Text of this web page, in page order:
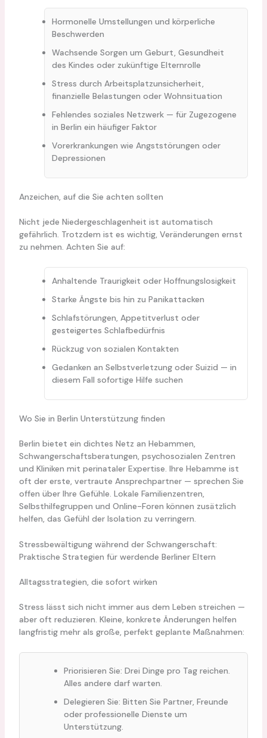
Hormonelle Umstellungen und körperliche
Beschwerden
Wachsende Sorgen um Geburt, Gesundheit
des Kindes oder zukünftige Elternrolle
Stress durch Arbeitsplatzunsicherheit,
finanzielle Belastungen oder Wohnsituation
Fehlendes soziales Netzwerk — für Zugezogene
in Berlin ein häufiger Faktor
Vorerkrankungen wie Angststörungen oder
Depressionen
Anzeichen, auf die Sie achten sollten
Nicht jede Niedergeschlagenheit ist automatisch
gefährlich. Trotzdem ist es wichtig, Veränderungen ernst
zu nehmen. Achten Sie auf:
Anhaltende Traurigkeit oder Hoffnungslosigkeit
Starke Ängste bis hin zu Panikattacken
Schlafstörungen, Appetitverlust oder
gesteigertes Schlafbedürfnis
Rückzug von sozialen Kontakten
Gedanken an Selbstverletzung oder Suizid — in
diesem Fall sofortige Hilfe suchen
Wo Sie in Berlin Unterstützung finden
Berlin bietet ein dichtes Netz an Hebammen,
Schwangerschaftsberatungen, psychosozialen Zentren
und Kliniken mit perinataler Expertise. Ihre Hebamme ist
oft der erste, vertraute Ansprechpartner — sprechen Sie
offen über Ihre Gefühle. Lokale Familienzentren,
Selbsthilfegruppen und Online-Foren können zusätzlich
helfen, das Gefühl der Isolation zu verringern.
Stressbewältigung während der Schwangerschaft:
Praktische Strategien für werdende Berliner Eltern
Alltagsstrategien, die sofort wirken
Stress lässt sich nicht immer aus dem Leben streichen —
aber oft reduzieren. Kleine, konkrete Änderungen helfen
langfristig mehr als große, perfekt geplante Maßnahmen:
Priorisieren Sie: Drei Dinge pro Tag reichen.
Alles andere darf warten.
Delegieren Sie: Bitten Sie Partner, Freunde
oder professionelle Dienste um
Unterstützung.